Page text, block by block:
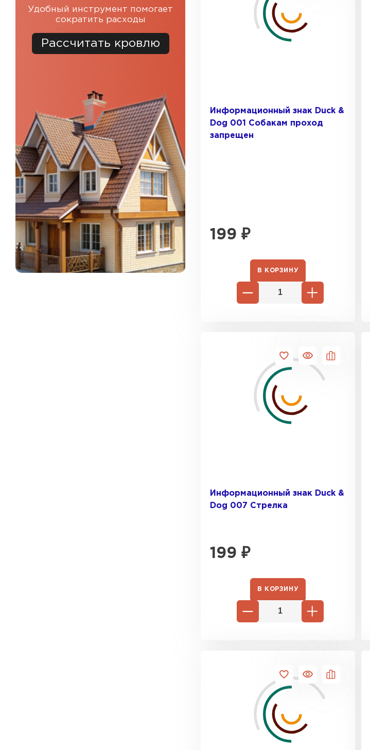
Ондулин
Водосточная система
Рулонная кровля
Керамическая
черепица
Цементно-песчаная
черепица
Удобный инструмент помогает
сократить расходы
Рассчитать кровлю
Информационный знак Duck &
Dog 001 Собакам проход
запрещен
199 ₽
В КОРЗИНУ
Информационный знак Duck &
Dog 007 Стрелка
199 ₽
В КОРЗИНУ
Профилированный лист
ПЕРЕЙТИ